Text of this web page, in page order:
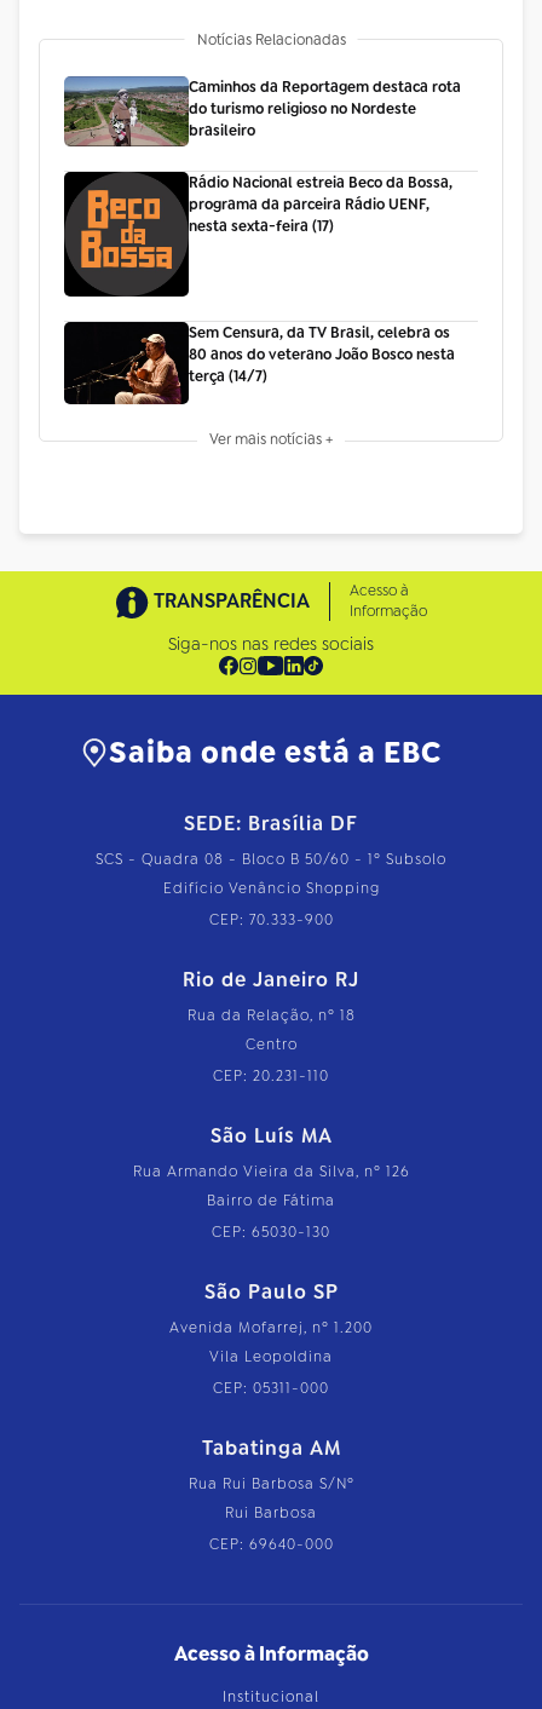
Notícias Relacionadas
Caminhos da Reportagem destaca rota
do turismo religioso no Nordeste
brasileiro
Rádio Nacional estreia Beco da Bossa,
programa da parceira Rádio UENF,
nesta sexta-feira (17)
Sem Censura, da TV Brasil, celebra os
80 anos do veterano João Bosco nesta
terça (14/7)
Ver mais notícias +
TRANSPARÊNCIA
Acesso à
Informação
Siga-nos nas redes sociais
Saiba onde está a EBC
SEDE: Brasília DF
SCS - Quadra 08 - Bloco B 50/60 - 1º Subsolo
Edifício Venâncio Shopping
CEP: 70.333-900
Rio de Janeiro RJ
Rua da Relação, nº 18
Centro
CEP: 20.231-110
São Luís MA
Rua Armando Vieira da Silva, nº 126
Bairro de Fátima
CEP: 65030-130
São Paulo SP
Avenida Mofarrej, nº 1.200
Vila Leopoldina
CEP: 05311-000
Tabatinga AM
Rua Rui Barbosa S/Nº
Rui Barbosa
CEP: 69640-000
Acesso à Informação
Institucional